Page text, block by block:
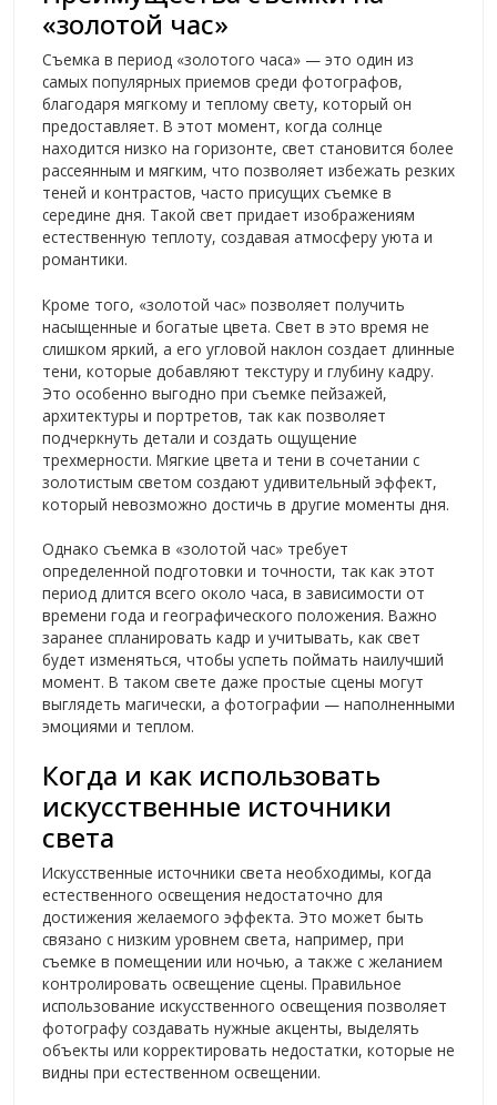
«золотой час»
Съемка в период «золотого часа» — это один из
самых популярных приемов среди фотографов,
благодаря мягкому и теплому свету, который он
предоставляет. В этот момент, когда солнце
находится низко на горизонте, свет становится более
рассеянным и мягким, что позволяет избежать резких
теней и контрастов, часто присущих съемке в
середине дня. Такой свет придает изображениям
естественную теплоту, создавая атмосферу уюта и
романтики.
Кроме того, «золотой час» позволяет получить
насыщенные и богатые цвета. Свет в это время не
слишком яркий, а его угловой наклон создает длинные
тени, которые добавляют текстуру и глубину кадру.
Это особенно выгодно при съемке пейзажей,
архитектуры и портретов, так как позволяет
подчеркнуть детали и создать ощущение
трехмерности. Мягкие цвета и тени в сочетании с
золотистым светом создают удивительный эффект,
который невозможно достичь в другие моменты дня.
Однако съемка в «золотой час» требует
определенной подготовки и точности, так как этот
период длится всего около часа, в зависимости от
времени года и географического положения. Важно
заранее спланировать кадр и учитывать, как свет
будет изменяться, чтобы успеть поймать наилучший
момент. В таком свете даже простые сцены могут
выглядеть магически, а фотографии — наполненными
эмоциями и теплом.
Когда и как использовать
искусственные источники
света
Искусственные источники света необходимы, когда
естественного освещения недостаточно для
достижения желаемого эффекта. Это может быть
связано с низким уровнем света, например, при
съемке в помещении или ночью, а также с желанием
контролировать освещение сцены. Правильное
использование искусственного освещения позволяет
фотографу создавать нужные акценты, выделять
объекты или корректировать недостатки, которые не
видны при естественном освещении.